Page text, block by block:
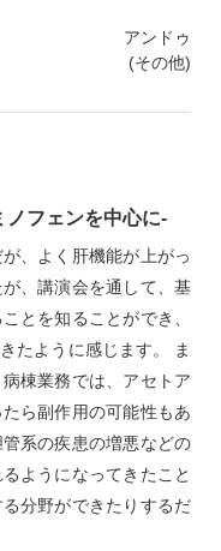
アンドゥ
(その他)
フェンを中心に‐
、よく肝機能が上がっ
、講演会を通して、基
とを知ることができ、
たように感じます。 ま
棟業務では、アセトア
ら副作用の可能性もあ
系の疾患の増悪などの
ようになってきたこと
分野ができたりするだ